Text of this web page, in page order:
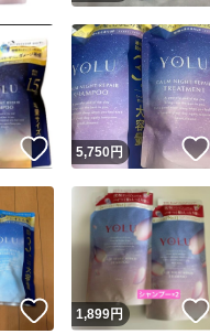
いいね！
5,750円
いいね！
1,899円